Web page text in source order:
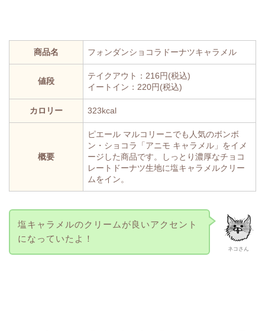
商品名 フォンダンショコラドーナツキャラメル
値段
テイクアウト：216円(税込)
イートイン：220円(税込)
カロリー 323kcal
概要
ピエール マルコリーニでも人気のボンボ
ン・ショコラ「アニモ キャラメル」をイメ
ージした商品です。しっとり濃厚なチョコ
レートドーナツ生地に塩キャラメルクリー
ムをイン。
ネコさん
塩キャラメルのクリームが良いアクセント
になっていたよ！